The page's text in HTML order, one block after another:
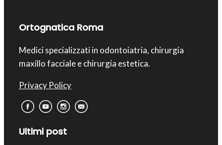
Ortognatica Roma
Medici specializzati in odontoiatria, chirurgia
maxillo facciale e chirurgia estetica.
Privacy Policy
Ultimi post